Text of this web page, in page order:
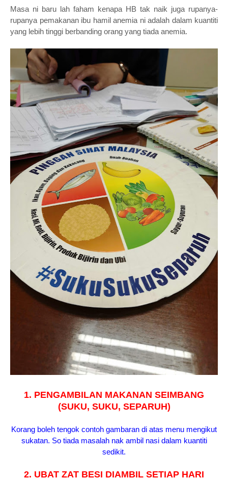
Masa ni baru lah faham kenapa HB tak naik juga rupanya-
rupanya pemakanan ibu hamil anemia ni adalah dalam kuantiti
yang lebih tinggi berbanding orang yang tiada anemia.
1. PENGAMBILAN MAKANAN SEIMBANG
(SUKU, SUKU, SEPARUH)
Korang boleh tengok contoh gambaran di atas menu mengikut
sukatan. So tiada masalah nak ambil nasi dalam kuantiti
sedikit.
2. UBAT ZAT BESI DIAMBIL SETIAP HARI